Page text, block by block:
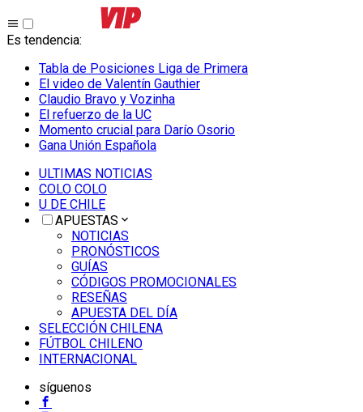
Es tendencia:
Tabla de Posiciones Liga de Primera
El video de Valentín Gauthier
Claudio Bravo y Vozinha
El refuerzo de la UC
Momento crucial para Darío Osorio
Gana Unión Española
ULTIMAS NOTICIAS
COLO COLO
U DE CHILE
APUESTAS
NOTICIAS
PRONÓSTICOS
GUÍAS
CÓDIGOS PROMOCIONALES
RESEÑAS
APUESTA DEL DÍA
SELECCIÓN CHILENA
FÚTBOL CHILENO
INTERNACIONAL
síguenos